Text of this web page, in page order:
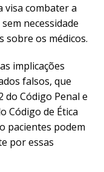
visa combater a
necessidade
sobre os médicos.
implicações
falsos, que
do Código Penal e
Código de Ética
pacientes podem
por essas